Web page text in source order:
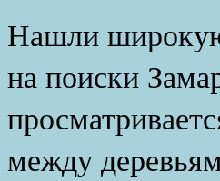
Нашли
на поиски
между